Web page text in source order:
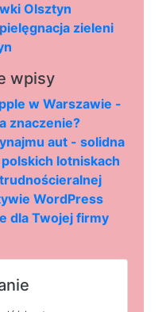
Olsztyn
zieleni
wpisy
w Warszawie -
znaczenie?
aut - solidna
lotniskach
WordPress
dla Twojej firmy